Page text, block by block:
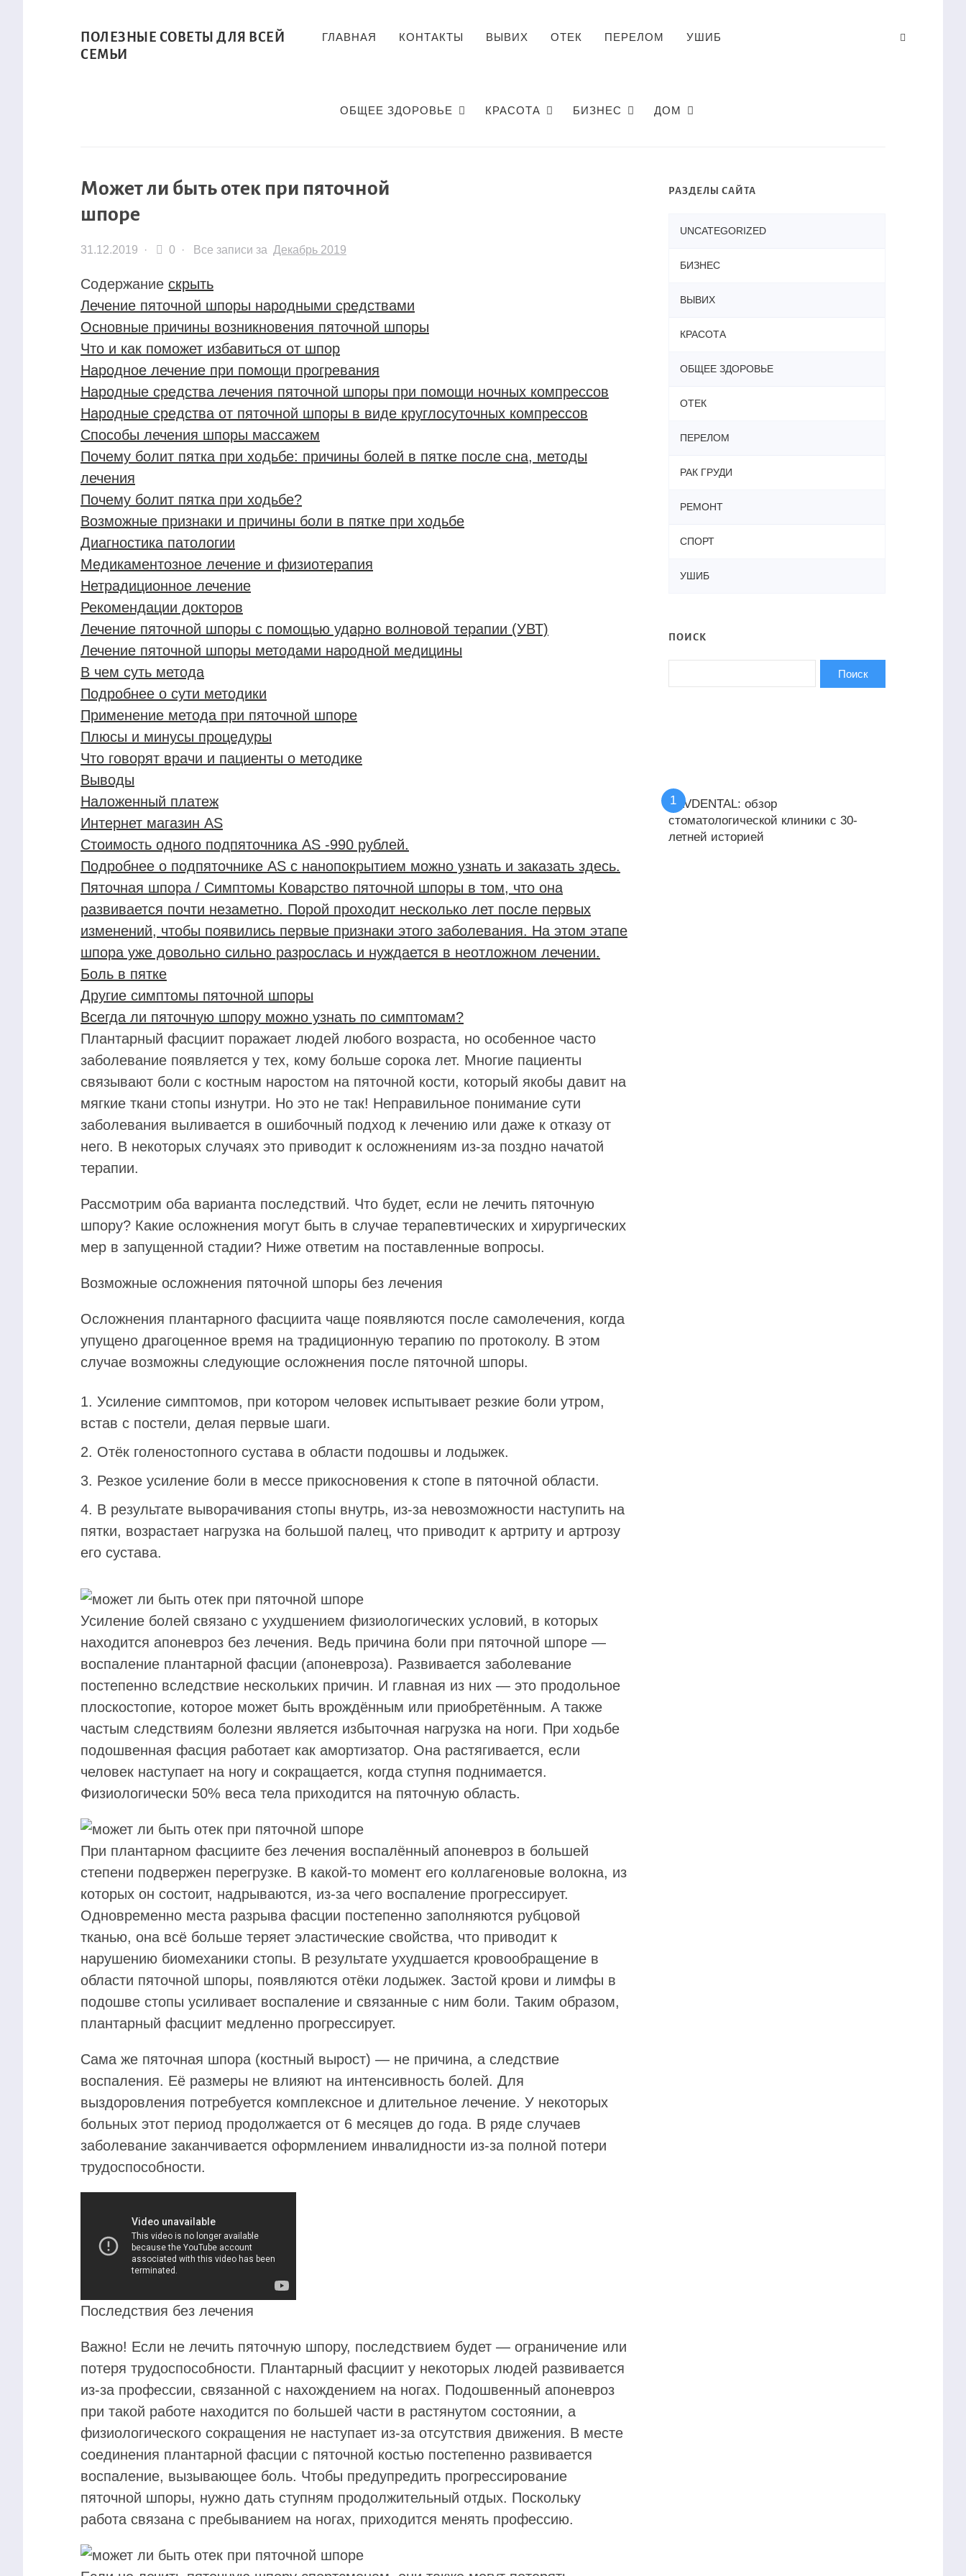
ПОЛЕЗНЫЕ СОВЕТЫ ДЛЯ ВСЕЙ
СЕМЬИ
ГЛАВНАЯ КОНТАКТЫ ВЫВИХ ОТЕК ПЕРЕЛОМ УШИБ
ОБЩЕЕ ЗДОРОВЬЕ КРАСОТА БИЗНЕС ДОМ
Может ли быть отек при пяточной
шпоре
31.12.2019 · 0 · Все записи за Декабрь 2019
Содержание скрыть
Лечение пяточной шпоры народными средствами
Основные причины возникновения пяточной шпоры
Что и как поможет избавиться от шпор
Народное лечение при помощи прогревания
Народные средства лечения пяточной шпоры при помощи ночных компрессов
Народные средства от пяточной шпоры в виде круглосуточных компрессов
Способы лечения шпоры массажем
Почему болит пятка при ходьбе: причины болей в пятке после сна, методы
лечения
Почему болит пятка при ходьбе?
Возможные признаки и причины боли в пятке при ходьбе
Диагностика патологии
Медикаментозное лечение и физиотерапия
Нетрадиционное лечение
Рекомендации докторов
Лечение пяточной шпоры с помощью ударно волновой терапии (УВТ)
Лечение пяточной шпоры методами народной медицины
В чем суть метода
Подробнее о сути методики
Применение метода при пяточной шпоре
Плюсы и минусы процедуры
Что говорят врачи и пациенты о методике
Выводы
Наложенный платеж
Интернет магазин AS
Стоимость одного подпяточника AS -990 рублей.
Подробнее о подпяточнике AS с нанопокрытием можно узнать и заказать здесь.
Пяточная шпора / Симптомы Коварство пяточной шпоры в том, что она
развивается почти незаметно. Порой проходит несколько лет после первых
изменений, чтобы появились первые признаки этого заболевания. На этом этапе
шпора уже довольно сильно разрослась и нуждается в неотложном лечении.
Боль в пятке
Другие симптомы пяточной шпоры
Всегда ли пяточную шпору можно узнать по симптомам?
Плантарный фасциит поражает людей любого возраста, но особенное часто
заболевание появляется у тех, кому больше сорока лет. Многие пациенты
связывают боли с костным наростом на пяточной кости, который якобы давит на
мягкие ткани стопы изнутри. Но это не так! Неправильное понимание сути
заболевания выливается в ошибочный подход к лечению или даже к отказу от
него. В некоторых случаях это приводит к осложнениям из-за поздно начатой
терапии.
Рассмотрим оба варианта последствий. Что будет, если не лечить пяточную
шпору? Какие осложнения могут быть в случае терапевтических и хирургических
мер в запущенной стадии? Ниже ответим на поставленные вопросы.
Возможные осложнения пяточной шпоры без лечения
Осложнения плантарного фасциита чаще появляются после самолечения, когда
упущено драгоценное время на традиционную терапию по протоколу. В этом
случае возможны следующие осложнения после пяточной шпоры.
Усиление симптомов, при котором человек испытывает резкие боли утром,
встав с постели, делая первые шаги.
Отёк голеностопного сустава в области подошвы и лодыжек.
Резкое усиление боли в мессе прикосновения к стопе в пяточной области.
В результате выворачивания стопы внутрь, из-за невозможности наступить на
пятки, возрастает нагрузка на большой палец, что приводит к артриту и артрозу
его сустава.
Усиление болей связано с ухудшением физиологических условий, в которых
находится апоневроз без лечения. Ведь причина боли при пяточной шпоре —
воспаление плантарной фасции (апоневроза). Развивается заболевание
постепенно вследствие нескольких причин. И главная из них — это продольное
плоскостопие, которое может быть врождённым или приобретённым. А также
частым следствиям болезни является избыточная нагрузка на ноги. При ходьбе
подошвенная фасция работает как амортизатор. Она растягивается, если
человек наступает на ногу и сокращается, когда ступня поднимается.
Физиологически 50% веса тела приходится на пяточную область.
При плантарном фасциите без лечения воспалённый апоневроз в большей
степени подвержен перегрузке. В какой-то момент его коллагеновые волокна, из
которых он состоит, надрываются, из-за чего воспаление прогрессирует.
Одновременно места разрыва фасции постепенно заполняются рубцовой
тканью, она всё больше теряет эластические свойства, что приводит к
нарушению биомеханики стопы. В результате ухудшается кровообращение в
области пяточной шпоры, появляются отёки лодыжек. Застой крови и лимфы в
подошве стопы усиливает воспаление и связанные с ним боли. Таким образом,
плантарный фасциит медленно прогрессирует.
Сама же пяточная шпора (костный вырост) — не причина, а следствие
воспаления. Её размеры не влияют на интенсивность болей. Для
выздоровления потребуется комплексное и длительное лечение. У некоторых
больных этот период продолжается от 6 месяцев до года. В ряде случаев
заболевание заканчивается оформлением инвалидности из-за полной потери
трудоспособности.
Последствия без лечения
Важно! Если не лечить пяточную шпору, последствием будет — ограничение или
потеря трудоспособности. Плантарный фасциит у некоторых людей развивается
из-за профессии, связанной с нахождением на ногах. Подошвенный апоневроз
при такой работе находится по большей части в растянутом состоянии, а
физиологического сокращения не наступает из-за отсутствия движения. В месте
соединения плантарной фасции с пяточной костью постепенно развивается
воспаление, вызывающее боль. Чтобы предупредить прогрессирование
пяточной шпоры, нужно дать ступням продолжительный отдых. Поскольку
работа связана с пребыванием на ногах, приходится менять профессию.
РАЗДЕЛЫ САЙТА
UNCATEGORIZED
БИЗНЕС
ВЫВИХ
КРАСОТА
ОБЩЕЕ ЗДОРОВЬЕ
ОТЕК
ПЕРЕЛОМ
РАК ГРУДИ
РЕМОНТ
СПОРТ
УШИБ
ПОИСК
KAVDENTAL: обзор
стоматологической клиники с 30-
летней историей